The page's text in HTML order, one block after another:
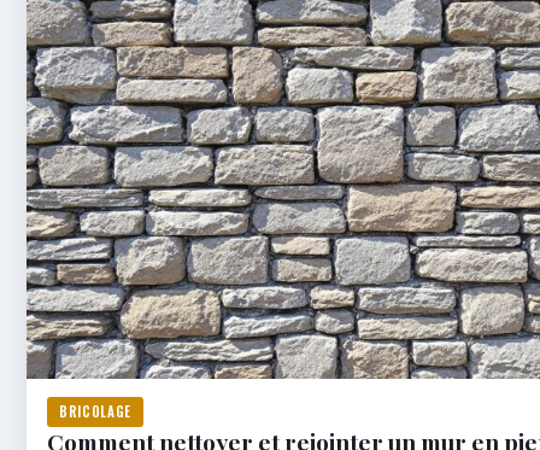
BRICOLAGE
Comment nettoyer et rejointer un mur en